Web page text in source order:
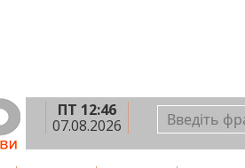
ПТ 12:46
07.08.2026